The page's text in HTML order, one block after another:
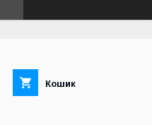
Кошик